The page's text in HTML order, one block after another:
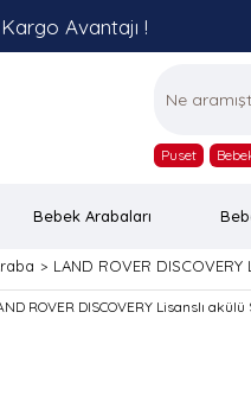
Avantajı !
Puset
Bebek Arabaları
LAND ROVER DISCOVERY